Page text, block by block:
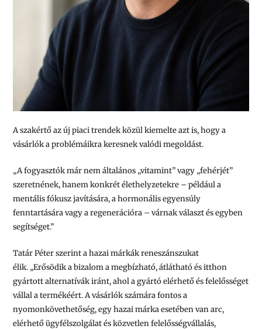
A szakértő az új piaci trendek közül kiemelte azt is, hogy a
vásárlók a problémáikra keresnek valódi megoldást.
„A fogyasztók már nem általános „vitamint” vagy „fehérjét”
szeretnének, hanem konkrét élethelyzetekre – például a
mentális fókusz javítására, a hormonális egyensúly
fenntartására vagy a regenerációra – várnak választ és egyben
segítséget.”
Tatár Péter szerint a hazai márkák reneszánszukat
élik. „Erősödik a bizalom a megbízható, átlátható és itthon
gyártott alternatívák iránt, ahol a gyártó elérhető és felelősséget
vállal a termékéért. A vásárlók számára fontos a
nyomonkövethetőség, egy hazai márka esetében van arc,
elérhető ügyfélszolgálat és közvetlen felelősségvállalás,